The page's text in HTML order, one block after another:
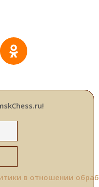
в отношении